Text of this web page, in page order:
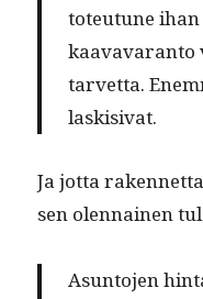
toteu­tune
kaavavaran­to
tarvet­ta.
laskisivat.
Ja jot­ta
sen olen­nainen
Asun­to­jen